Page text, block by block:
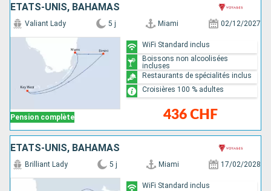
ÉTATS-UNIS, BAHAMAS
Pension complète
Valiant Lady 5 j Miami 02/12/2027
436 CHF
WiFi Standard inclus
Boissons non alcoolisées
incluses
Restaurants de spécialités inclus
Croisières 100 % adultes
ÉTATS-UNIS, BAHAMAS
Brilliant Lady 5 j Miami 17/02/2028
WiFi Standard inclus